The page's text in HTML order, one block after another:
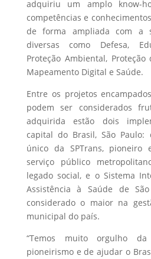
adquiriu um amplo know-
competências e
de forma ampliada com a
diversas como Defesa,
Proteção Ambiental, Proteção
Mapeamento Digital e Saúde.
Entre os projetos
podem ser considerados
adquirida estão dois
capital do Brasil, São Paulo:
único da SPTrans, pioneiro
serviço público
legado social, e o Sistema
Assistência à Saúde de
considerado o maior na
municipal do país.
“Temos muito orgulho
pioneirismo e de ajudar o